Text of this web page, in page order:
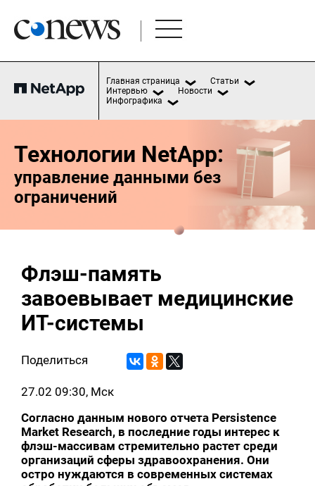
Главная страница
Статьи
Интервью
Новости
Инфографика
Технологии NetApp:
управление данными без
ограничений
Флэш-память
завоевывает медицинские
ИТ-системы
Поделиться
27.02 09:30, Мск
Согласно данным нового отчета Persistence
Market Research, в последние годы интерес к
флэш-массивам стремительно растет среди
организаций сферы здравоохранения. Они
остро нуждаются в современных системах